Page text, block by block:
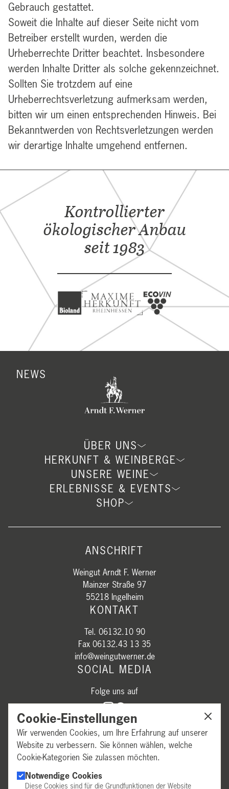
Gebrauch gestattet.
Soweit die Inhalte auf dieser Seite nicht vom
Betreiber erstellt wurden, werden die
Urheberrechte Dritter beachtet. Insbesondere
werden Inhalte Dritter als solche gekennzeichnet.
Sollten Sie trotzdem auf eine
Urheberrechtsverletzung aufmerksam werden,
bitten wir um einen entsprechenden Hinweis. Bei
Bekanntwerden von Rechtsverletzungen werden
wir derartige Inhalte umgehend entfernen.
Kontrollierter
ökologischer Anbau
seit 1983
NEWS
ÜBER UNS
HERKUNFT & WEINBERGE
UNSERE WEINE
ERLEBNISSE & EVENTS
SHOP
ANSCHRIFT
Weingut Arndt F. Werner
Mainzer Straße 97
55218 Ingelheim
KONTAKT
Tel. 06132.10 90
Fax 06132.43 13 35
info@weingutwerner.de
SOCIAL MEDIA
Folge uns auf
GESCHÄFTSZEITEN
Cookie-Einstellungen
Wir verwenden Cookies, um Ihre Erfahrung auf unserer
Website zu verbessern. Sie können wählen, welche
Cookie-Kategorien Sie zulassen möchten.
Notwendige Cookies
Diese Cookies sind für die Grundfunktionen der Website